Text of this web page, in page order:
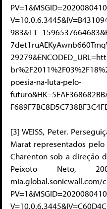
poesia-na-luta-pelo-
[3] WEISS, Peter.
Marat representados
Charenton sob a direção
Peixoto Neto,
mia.global.sonicwall.com/